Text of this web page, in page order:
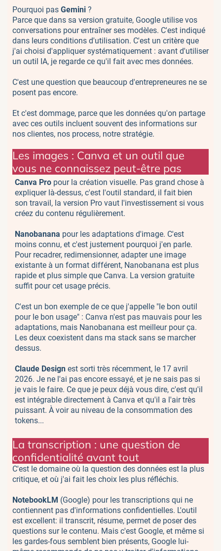
Pourquoi pas Gemini ?
Parce que dans sa version gratuite, Google utilise vos
conversations pour entraîner ses modèles. C'est indiqué
dans leurs conditions d'utilisation. C'est un critère que
j'ai choisi d'appliquer systématiquement : avant d'utiliser
un outil IA, je regarde ce qu'il fait avec mes données.
C'est une question que beaucoup d'entrepreneures ne se
posent pas encore.
Et c'est dommage, parce que les données qu'on partage
avec ces outils incluent souvent des informations sur
nos clientes, nos process, notre stratégie.
Les images : Canva et un outil que
vous ne connaissez peut-être pas
Canva Pro pour la création visuelle. Pas grand chose à
expliquer là-dessus, c'est l'outil standard, il fait bien
son travail, la version Pro vaut l'investissement si vous
créez du contenu régulièrement.
Nanobanana pour les adaptations d'image. C'est
moins connu, et c'est justement pourquoi j'en parle.
Pour recadrer, redimensionner, adapter une image
existante à un format différent, Nanobanana est plus
rapide et plus simple que Canva. La version gratuite
suffit pour cet usage précis.
C'est un bon exemple de ce que j'appelle "le bon outil
pour le bon usage" : Canva n'est pas mauvais pour les
adaptations, mais Nanobanana est meilleur pour ça.
Les deux coexistent dans ma stack sans se marcher
dessus.
Claude Design est sorti très récemment, le 17 avril
2026. Je ne l'ai pas encore essayé, et je ne sais pas si
je vais le faire. Ce que je peux déjà vous dire, c'est qu'il
est intégrable directement à Canva et qu'il a l'air très
puissant. À voir au niveau de la consommation des
tokens...
La transcription : une question de
confidentialité avant tout
C'est le domaine où la question des données est la plus
critique, et où j'ai fait les choix les plus réfléchis.
NotebookLM (Google) pour les transcriptions qui ne
contiennent pas d'informations confidentielles. L'outil
est excellent: il transcrit, résume, permet de poser des
questions sur le contenu. Mais c'est Google, et même si
les gardes-fous semblent bien présents, Google lui-